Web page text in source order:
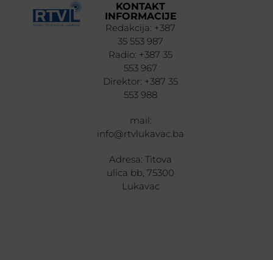
KONTAKT
INFORMACIJE
Redakcija: +387
35 553 987
Radio: +387 35
553 967
Direktor: +387 35
553 988
mail:
info@rtvlukavac.ba
Adresa: Titova
ulica bb, 75300
Lukavac